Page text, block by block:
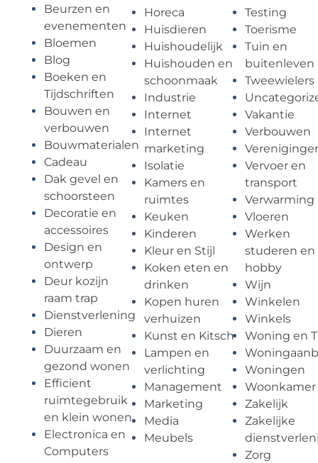
Beurzen en
evenementen
Bloemen
Blog
Boeken en
Tijdschriften
Bouwen en
verbouwen
Bouwmaterialen
Cadeau
Dak gevel en
schoorsteen
Decoratie en
accessoires
Design en
ontwerp
Deur kozijn
raam trap
Dienstverlening
Dieren
Duurzaam en
gezond wonen
Efficient
ruimtegebruik
en klein wonen
Electronica en
Computers
Horeca
Huisdieren
Huishoudelijk
Huishouden en
schoonmaak
Industrie
Internet
Internet
marketing
Isolatie
Kamers en
ruimtes
Keuken
Kinderen
Kleur en Stijl
Koken eten en
drinken
Kopen huren
verhuizen
Kunst en Kitsch
Lampen en
verlichting
Management
Marketing
Media
Meubels
Testing
Toerisme
Tuin en
buitenleven
Tweewielers
Vakantie
Verbouwen
Vervoer en
transport
Verwarming
Vloeren
Werken
studeren en
hobby
Wijn
Winkelen
Winkels
Woning en
Woningen
Woonkamer
Zakelijk
Zakelijke
Zorg